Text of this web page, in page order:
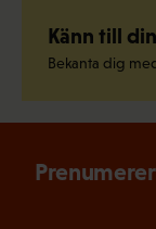
Känn till
Bekanta dig